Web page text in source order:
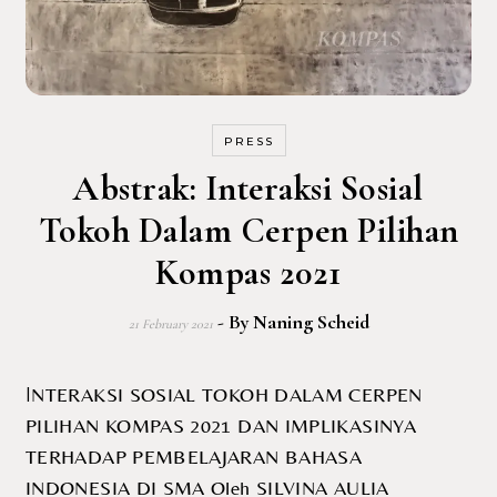
PRESS
Abstrak: Interaksi Sosial
Tokoh Dalam Cerpen Pilihan
Kompas 2021
21 February 2021 - ByNaning Scheid
INTERAKSI SOSIAL TOKOH DALAM CERPEN
PILIHAN KOMPAS 2021 DAN IMPLIKASINYA
TERHADAP PEMBELAJARAN BAHASA
INDONESIA DI SMA Oleh SILVINA AULIA